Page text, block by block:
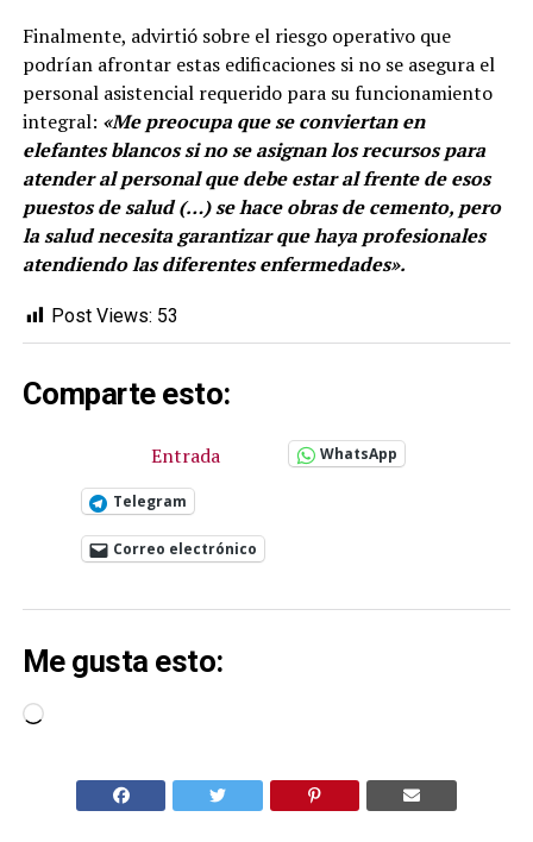
Finalmente, advirtió sobre el riesgo operativo que
podrían afrontar estas edificaciones si no se asegura el
personal asistencial requerido para su funcionamiento
integral: «Me preocupa que se conviertan en
elefantes blancos si no se asignan los recursos para
atender al personal que debe estar al frente de esos
puestos de salud (…) se hace obras de cemento, pero
la salud necesita garantizar que haya profesionales
atendiendo las diferentes enfermedades».
Post Views: 53
Comparte esto:
Entrada WhatsApp
Telegram
Correo electrónico
Me gusta esto:
Cargando...